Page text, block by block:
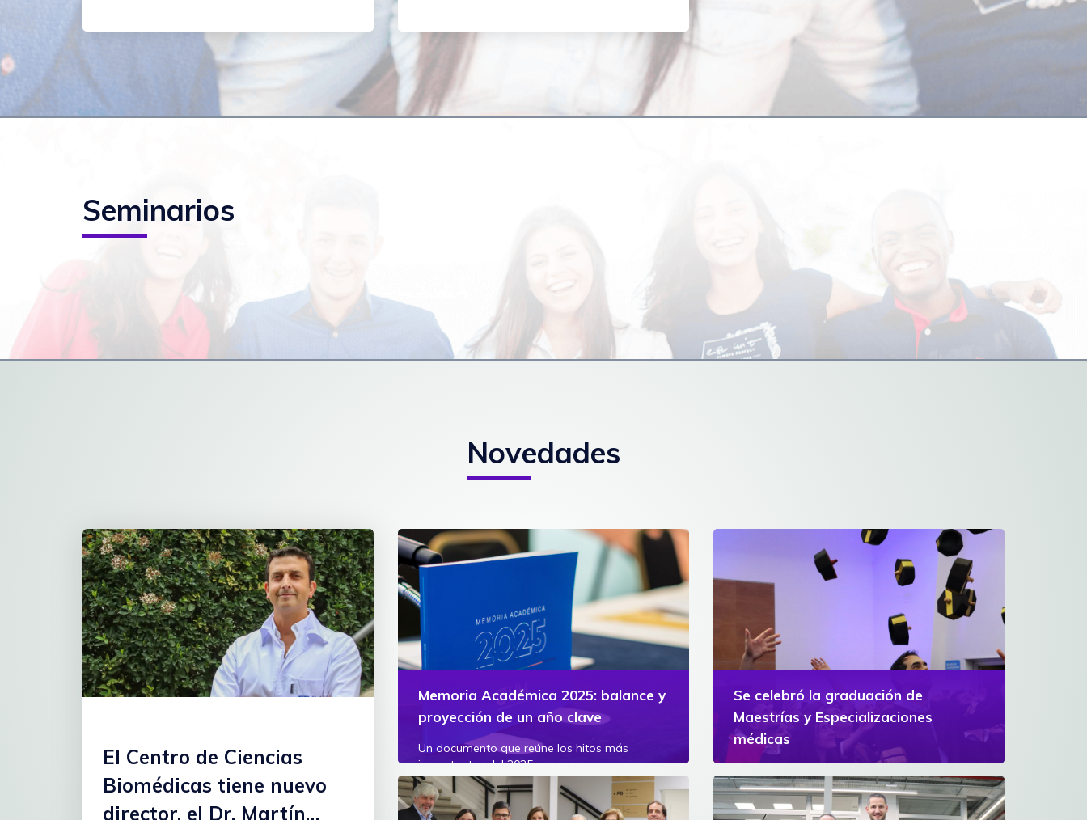
Seminarios
Novedades
El Centro de Ciencias
Biomédicas tiene nuevo
director, el Dr. Martín
Memoria Académica 2025: balance y
proyección de un año clave
Un documento que reúne los hitos más
importantes del 2025
Ver más
Se celebró la graduación de
Maestrías y Especializaciones
médicas
posgrados en la UM